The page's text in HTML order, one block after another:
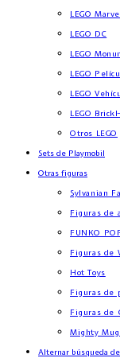
LEGO
LEGO DC
LEGO
LEGO
LEGO
LEGO
Otros LEGO
Sets de Playmobil
Otras figuras
Sylvanian
Figuras de
FUNKO
Figuras de
Hot Toys
Figuras de
Figuras de
Mighty
Alternar búsqueda